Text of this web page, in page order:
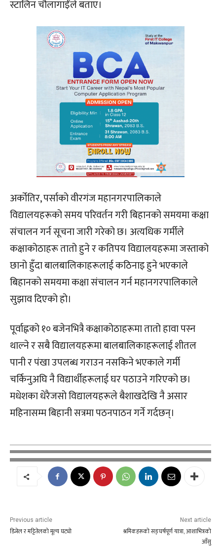
स्टालिन चौलागाईँले बताए।
अर्कोतिर, पर्साको वीरगंज महानगरपालिकाले
विद्यालयहरूको समय परिवर्तन गरी बिहानको समयमा कक्षा
संचालन गर्न सूचना जारी गरेको छ। अत्यधिक गर्मीले
कक्षाकोठाहरू तातो हुने र कतिपय विद्यालयहरूमा जस्ताको
छानो हुँदा बालबालिकाहरूलाई कठिनाइ हुने भएकाले
बिहानको समयमा कक्षा संचालन गर्न महानगरपालिकाले
सुझाव दिएको हो।
पूर्वाह्नको १० बजेनभित्रै कक्षाकोठाहरूमा तातो हावा पस्न
थाल्ने र सबै विद्यालयहरूमा बालबालिकाहरूलाई शीतल
पानी र पंखा उपलब्ध गराउन नसकिने भएकाले गर्मी
चर्किनुअघि नै विद्यार्थीहरूलाई घर पठाउने गरिएको छ।
मधेशका धेरैजसो विद्यालयहरूले बैशाखदेखि नै असार
महिनासम्म बिहानी सत्रमा पठनपाठन गर्ने गर्दछन्।
Previous article
डिजेल र मट्टितेलको मूल्य घट्यो
Next article
श्रमिकहरूको सङ्घर्षपूर्ण यात्रा, आशाभित्रको
आँसु